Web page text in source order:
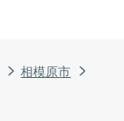
相模原市